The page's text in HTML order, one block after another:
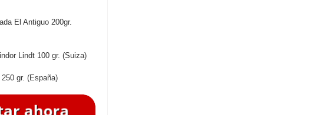
El Antiguo 200gr.
Lindt 100 gr. (Suiza)
gr. (España)